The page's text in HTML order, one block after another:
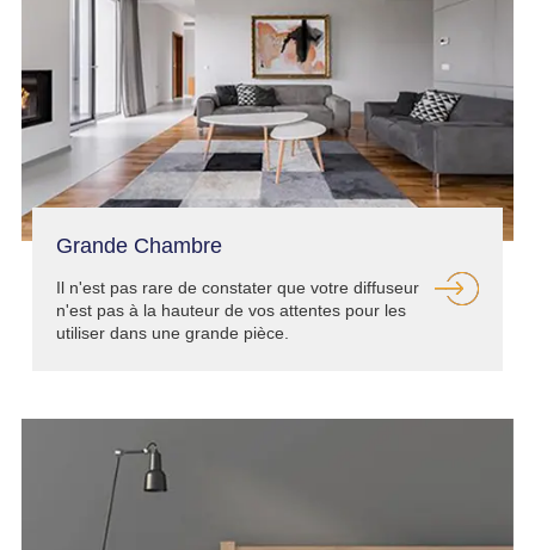
Grande Chambre
Il n'est pas rare de constater que votre diffuseur
n'est pas à la hauteur de vos attentes pour les
utiliser dans une grande pièce.